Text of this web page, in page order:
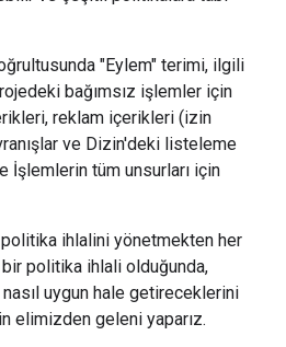
"Eylem" terimi, ilgili
bağımsız işlemler için
reklam içerikleri (izin
ve Dizin'deki listeleme
İşlemlerin tüm unsurları için
ihlalini yönetmekten her
politika ihlali olduğunda,
uygun hale getireceklerini
elimizden geleni yaparız.